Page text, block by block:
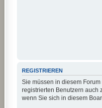
REGISTRIEREN
Sie müssen in diesem
registrierten Benutzern auch
wenn Sie sich in diesem